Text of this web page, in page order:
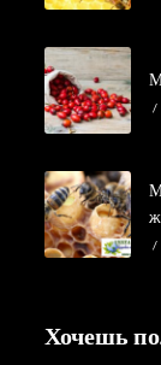
/
/
Хочешь